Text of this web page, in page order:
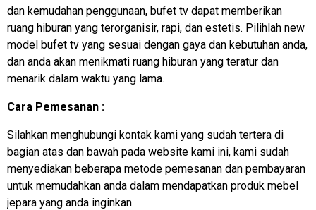
dan kemudahan penggunaan, bufet tv dapat memberikan
ruang hiburan yang terorganisir, rapi, dan estetis. Pilihlah new
model bufet tv yang sesuai dengan gaya dan kebutuhan anda,
dan anda akan menikmati ruang hiburan yang teratur dan
menarik dalam waktu yang lama.
Cara Pemesanan :
Silahkan menghubungi kontak kami yang sudah tertera di
bagian atas dan bawah pada website kami ini, kami sudah
menyediakan beberapa metode pemesanan dan pembayaran
untuk memudahkan anda dalam mendapatkan produk mebel
jepara yang anda inginkan.